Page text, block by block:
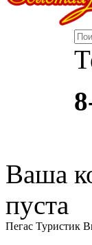
Ваша
пуста
Пегас Туристик